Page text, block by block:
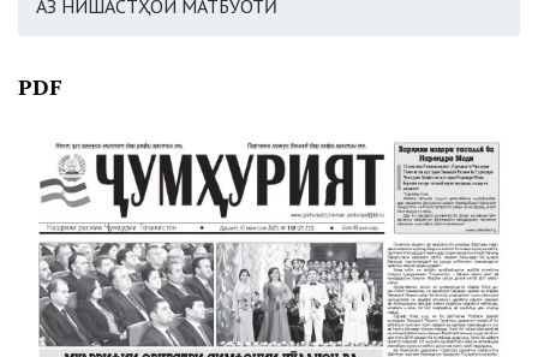
АЗ НИШАСТҲОИ МАТБУОТӢ
PDF